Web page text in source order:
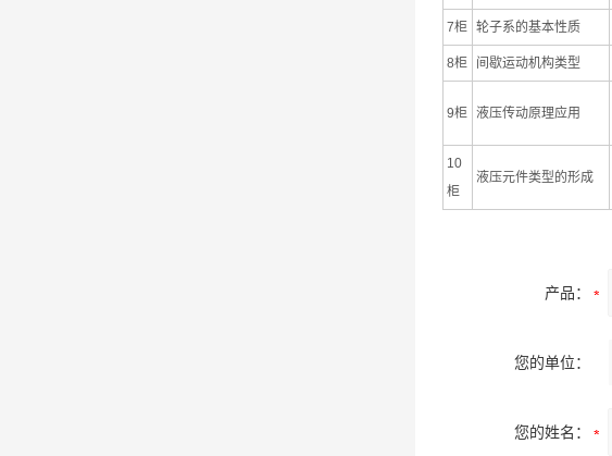
7柜 轮子系的基本性质
8柜 间歇运动机构类型
9柜 液压传动原理应用
10
柜
液压元件类型的形成
产品：
您的单位：
您的姓名：